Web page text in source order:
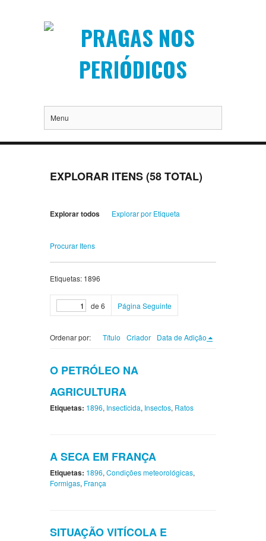
Menu
EXPLORAR ITENS (58 TOTAL)
Explorar todos Explorar por Etiqueta
Procurar Itens
Etiquetas: 1896
de 6 Página Seguinte
Ordenar por: Título Criador Data de Adição
O PETRÓLEO NA
AGRICULTURA
Etiquetas: 1896, Insecticida, Insectos, Ratos
A SECA EM FRANÇA
Etiquetas: 1896, Condições meteorológicas,
Formigas, França
SITUAÇÃO VITÍCOLA E